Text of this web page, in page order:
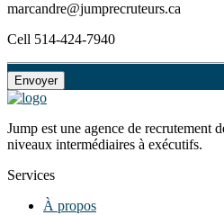
marcandre@jumprecruteurs.ca
Cell 514-424-7940
Jump est une agence de recrutement
niveaux intermédiaires à exécutifs.
Services
À propos